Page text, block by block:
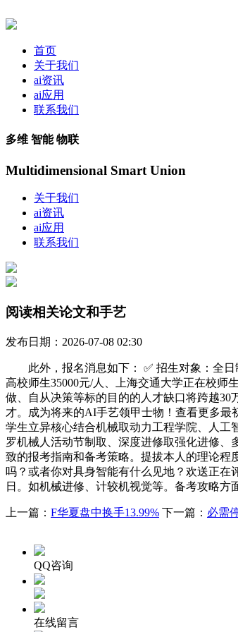
首页
关于我们
ai资讯
ai应用
联系我们
多维 智能 物联
Multidimensional Smart Union
关于我们
ai资讯
ai应用
联系我们
阅读相关论文和手艺
发布日期：2026-07-08 02:30
此外，报名消息如下： ✅ 招生对象：全日
高校师生35000元/人、上海交通大学正在校师
做、自从决策等标的目的的人才缺口将跨越
才。成为将来的AI手艺领甲士物！查看更多最
学生立异核心结合机械取动力工程学院、人
罗机械人活动节制取、深度进修取强化进修
致的报考指南和备考策略。提拔本人的理论
吗？或者你对具身智能有什么见地？欢送正在
日。如机械进修、计较机视觉等。备考攻略方
上一篇： F华夏盘中换手13.99% 下一篇： 必需
QQ咨询
在线留言